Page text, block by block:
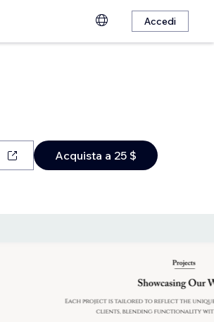
Accedi
Acquista a 25 $